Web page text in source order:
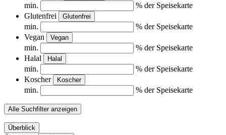
min.
% der Speisekarte
Glutenfrei
Glutenfrei
min.
% der Speisekarte
Vegan
Vegan
min.
% der Speisekarte
Halal
Halal
min.
% der Speisekarte
Koscher
Koscher
min. % der Speisekarte
Alle Suchfilter anzeigen
Überblick